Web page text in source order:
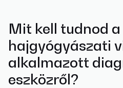
Mit kell tudnod a
hajgyógyászati
alkalmazott
eszközről?